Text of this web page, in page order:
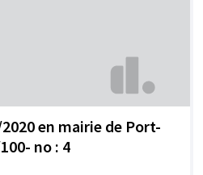
en mairie de Port-
no : 4